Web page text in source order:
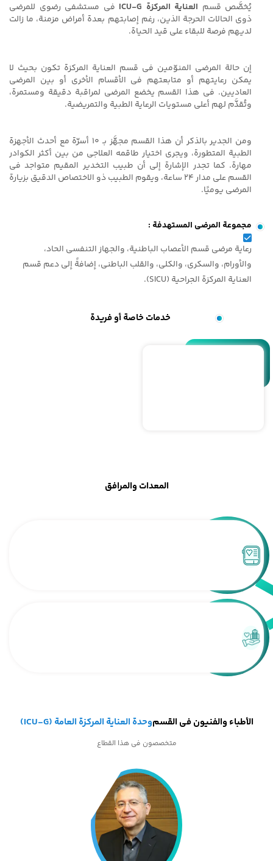
یُخصَّص قسم العنایة المرکزة ICU‑G
فی مستشفى رضوی للمرضى
ذوی الحالات الحرجة الذین، رغم إصابتهم بعدة أمراض مزمنة، ما زالت
لدیهم فرصة للبقاء على قید الحیاة.
إن حالة المرضى المنوّمین فی قسم العنایة المرکزة تکون بحیث لا
یمکن رعایتهم أو متابعتهم فی الأقسام الأخرى أو بین المرضى
العادیین. فی هذا القسم یخضع المرضى لمراقبة دقیقة ومستمرة،
وتُقدَّم لهم أعلى مستویات الرعایة الطبیة والتمریضیة.
ومن الجدیر بالذکر أن هذا القسم مجهَّز بـ 10 أسرّة مع أحدث الأجهزة
الطبیة المتطورة، ویجری اختیار طاقمه العلاجی من بین أکثر الکوادر
مهارة. کما تجدر الإشارة إلى أن طبیب التخدیر المقیم متواجد فی
القسم على مدار 24 ساعة، ویقوم الطبیب ذو الاختصاص الدقیق بزیارة
المرضى یومیًا.
مجموعة المرضى المستهدفة :
رعایة مرضى قسم الأعصاب الباطنیة، والجهاز التنفسی الحاد،
والأورام، والسکری، والکلى، والقلب الباطنی، إضافةً إلى دعم قسم
العنایة المرکزة الجراحیة (SICU).
خدمات خاصة أو فريدة
المعدات والمرافق
الأطباء والفنيون في القسموحدة العنایة المرکزة العامة (ICU-G)
متخصصون في هذا القطاع